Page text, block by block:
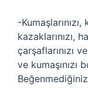
-
kazaklarınızı,
çarşaflarınızı
ve